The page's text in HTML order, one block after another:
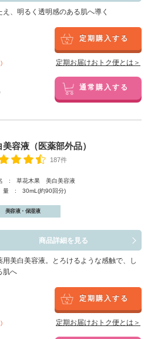
、明るく透明感のある肌へ導く
定期購入する
定期お届けおトク便とは＞
通常購入する
美容液（医薬部外品）
187件
: 草花木果 美白美容液
: 30mL(約90回分)
美容液・保湿液
商品詳細を見る
美白美容液。とろけるような感触で、し
肌へ
定期購入する
定期お届けおトク便とは＞